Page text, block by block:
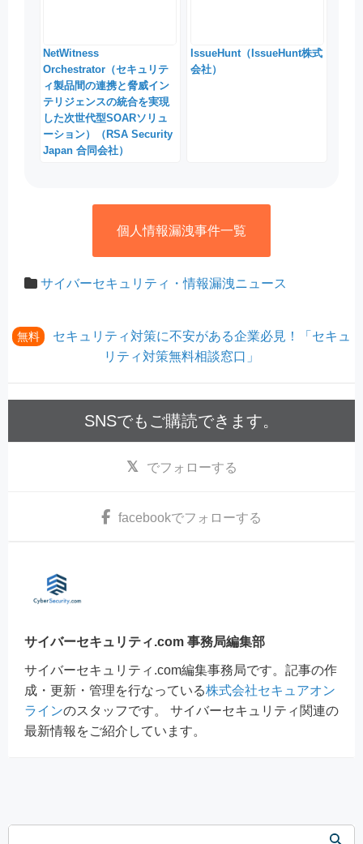
NetWitness
Orchestrator（セキュリテ
ィ製品間の連携と脅威イン
テリジェンスの統合を実現
した次世代型SOARソリュ
ーション）（RSA Security
Japan 合同会社）
IssueHunt（IssueHunt株式
会社）
個人情報漏洩事件一覧
サイバーセキュリティ・情報漏洩ニュース
無料
セキュリティ対策に不安がある企業必見！「セキュ
リティ対策無料相談窓口」
SNSでもご購読できます。
でフォローする
facebookでフォローする
サイバーセキュリティ.com 事務局編集部
サイバーセキュリティ.com編集事務局です。記事の作
成・更新・管理を行なっている株式会社セキュアオン
ラインのスタッフです。 サイバーセキュリティ関連の
最新情報をご紹介しています。